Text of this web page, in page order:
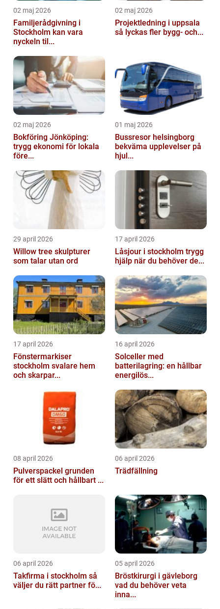
02 maj 2026
Familjerådgivning i
Stockholm kan vara
nyckeln til...
02 maj 2026
Projektledning i uppsala
så lyckas fler bygg- och...
02 maj 2026
Bokföring Jönköping:
trygg ekonomi för lokala
före...
01 maj 2026
Bussresor helsingborg
bekväma upplevelser på
hjul...
29 april 2026
Willow tree skulpturer
som talar utan ord
17 april 2026
Låsjour i stockholm trygg
hjälp när du behöver de...
17 april 2026
Fönstermarkiser
stockholm svalare hem
och skarpar...
16 april 2026
Solceller med
batterilagring: en hållbar
energilös...
08 april 2026
Pulverspackel grunden
för ett slätt och hållbart ...
06 april 2026
Trädfällning
06 april 2026
Takfirma i stockholm så
väljer du rätt partner fö...
05 april 2026
Bröstkirurgi i gävleborg
vad du behöver veta
inna...